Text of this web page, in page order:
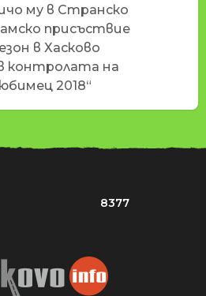
му в Странско
присъствие
в Хасково
контролата на
2018“
8377